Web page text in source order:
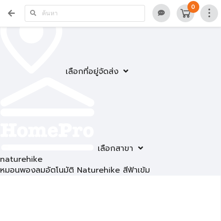
เลือกที่อยู่จัดส่ง
เลือกสาขา
0
naturehike
หมอนพองลมอัตโนมัติ Naturehike สีฟ้าเข้ม